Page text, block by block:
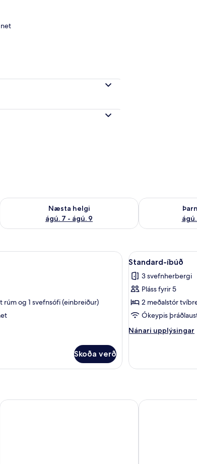
9
Næsta helgi
ágú. 7 - ágú. 9
Athuga framboð næstu helgi ágú. 7 - ágú. 9
Athuga
Standard-íbúð | Ókeypis þráðlaus nettenging
rúm og 1 svefnsófi (einbreiður)
Skoða verð
Skoða
allar
myndir
fyrir
Standard-
íbúð
6
Standard-íbúð
3 svefnherbergi
Pláss fyrir 5
2 meðalstór
Ókeypis
Nánari upplýsingar
Nánari
íbúð
Ferienwohnungen am Stadtpark Boardinghaus